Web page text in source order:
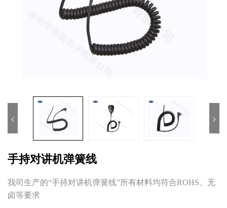
>
<
手持对讲机弹簧线
我司生产的“手持对讲机弹簧线”所有材料均符合ROHS、无
卤等要求